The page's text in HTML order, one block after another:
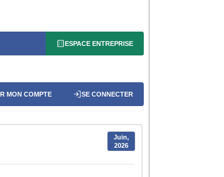
ESPACE ENTREPRISE
MON COMPTE SE CONNECTER
Juin,
2026